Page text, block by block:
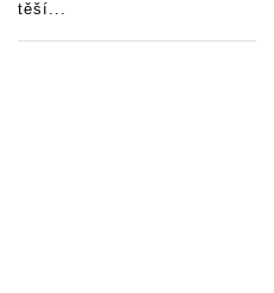
těší...